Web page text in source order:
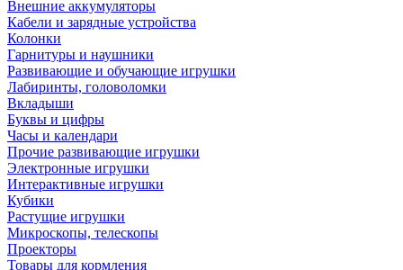
Внешние аккумуляторы
Кабели и зарядные устройства
Колонки
Гарнитуры и наушники
Развивающие и обучающие игрушки
Лабиринты, головоломки
Вкладыши
Буквы и цифры
Часы и календари
Прочие развивающие игрушки
Электронные игрушки
Интерактивные игрушки
Кубики
Растущие игрушки
Микроскопы, телескопы
Проекторы
Товары для кормления